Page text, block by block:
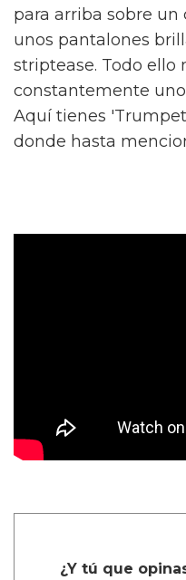
para arriba sobre
unos pantalones
striptease. Todo
constantemente
Aquí tienes
donde hasta
¿Y tú que